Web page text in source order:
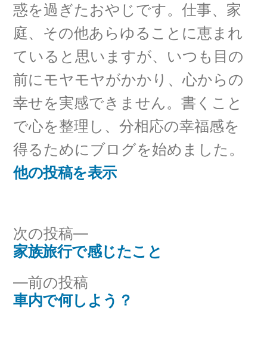
惑を過ぎたおやじです。仕事、家
庭、その他あらゆることに恵まれ
ていると思いますが、いつも目の
前にモヤモヤがかかり、心からの
幸せを実感できません。書くこと
で心を整理し、分相応の幸福感を
得るためにブログを始めました。
他の投稿を表示
投
稿
ナ
前の投稿
の
車内で何しよう？
次の投稿
次
の
家族旅行で感じたこと